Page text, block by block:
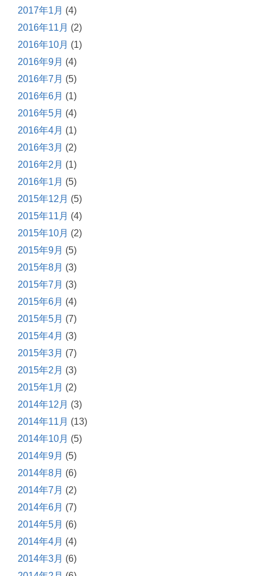
2017年1月 (4)
2016年11月 (2)
2016年10月 (1)
2016年9月 (4)
2016年7月 (5)
2016年6月 (1)
2016年5月 (4)
2016年4月 (1)
2016年3月 (2)
2016年2月 (1)
2016年1月 (5)
2015年12月 (5)
2015年11月 (4)
2015年10月 (2)
2015年9月 (5)
2015年8月 (3)
2015年7月 (3)
2015年6月 (4)
2015年5月 (7)
2015年4月 (3)
2015年3月 (7)
2015年2月 (3)
2015年1月 (2)
2014年12月 (3)
2014年11月 (13)
2014年10月 (5)
2014年9月 (5)
2014年8月 (6)
2014年7月 (2)
2014年6月 (7)
2014年5月 (6)
2014年4月 (4)
2014年3月 (6)